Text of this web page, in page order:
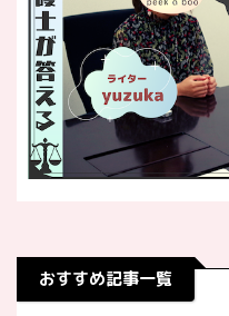
おすすめ記事一覧